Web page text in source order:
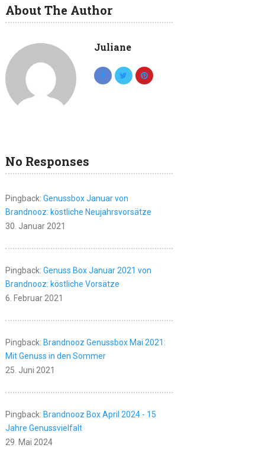
About The Author
Juliane
No Responses
Pingback: Genussbox Januar von
Brandnooz: köstliche Neujahrsvorsätze
30. Januar 2021
Pingback: Genuss Box Januar 2021 von
Brandnooz: köstliche Vorsätze
6. Februar 2021
Pingback: Brandnooz Genussbox Mai 2021:
Mit Genuss in den Sommer
25. Juni 2021
Pingback: Brandnooz Box April 2024 - 15
Jahre Genussvielfalt
29. Mai 2024